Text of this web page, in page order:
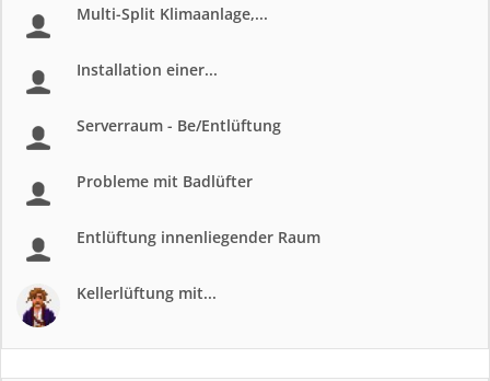
Multi-Split Klimaanlage,...
Installation einer...
Serverraum - Be/Entlüftung
Probleme mit Badlüfter
Entlüftung innenliegender Raum
Kellerlüftung mit...